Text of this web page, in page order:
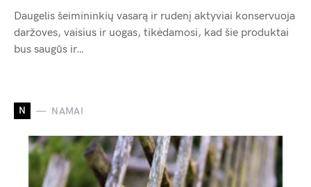
Daugelis šeimininkių vasarą ir rudenį aktyviai konservuoja
daržoves, vaisius ir uogas, tikėdamosi, kad šie produktai
bus saugūs ir…
N NAMAI